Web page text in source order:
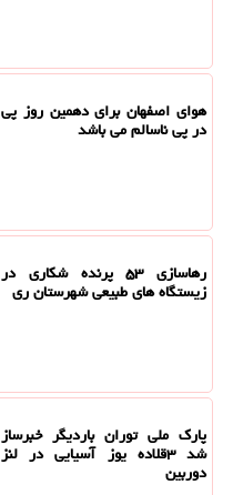
هوای اصفهان برای دهمین روز پی
در پی ناسالم می باشد
رهاسازی ۵۳ پرنده شکاری در
زیستگاه های طبیعی شهرستان ری
پارک ملی توران باردیگر خبرساز
شد ۳قلاده یوز آسیایی در لنز
دوربین